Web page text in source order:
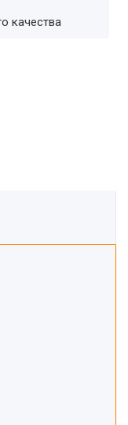
качества